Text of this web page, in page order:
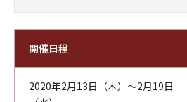
開催日程
2020年2月13日（木）～2月19日